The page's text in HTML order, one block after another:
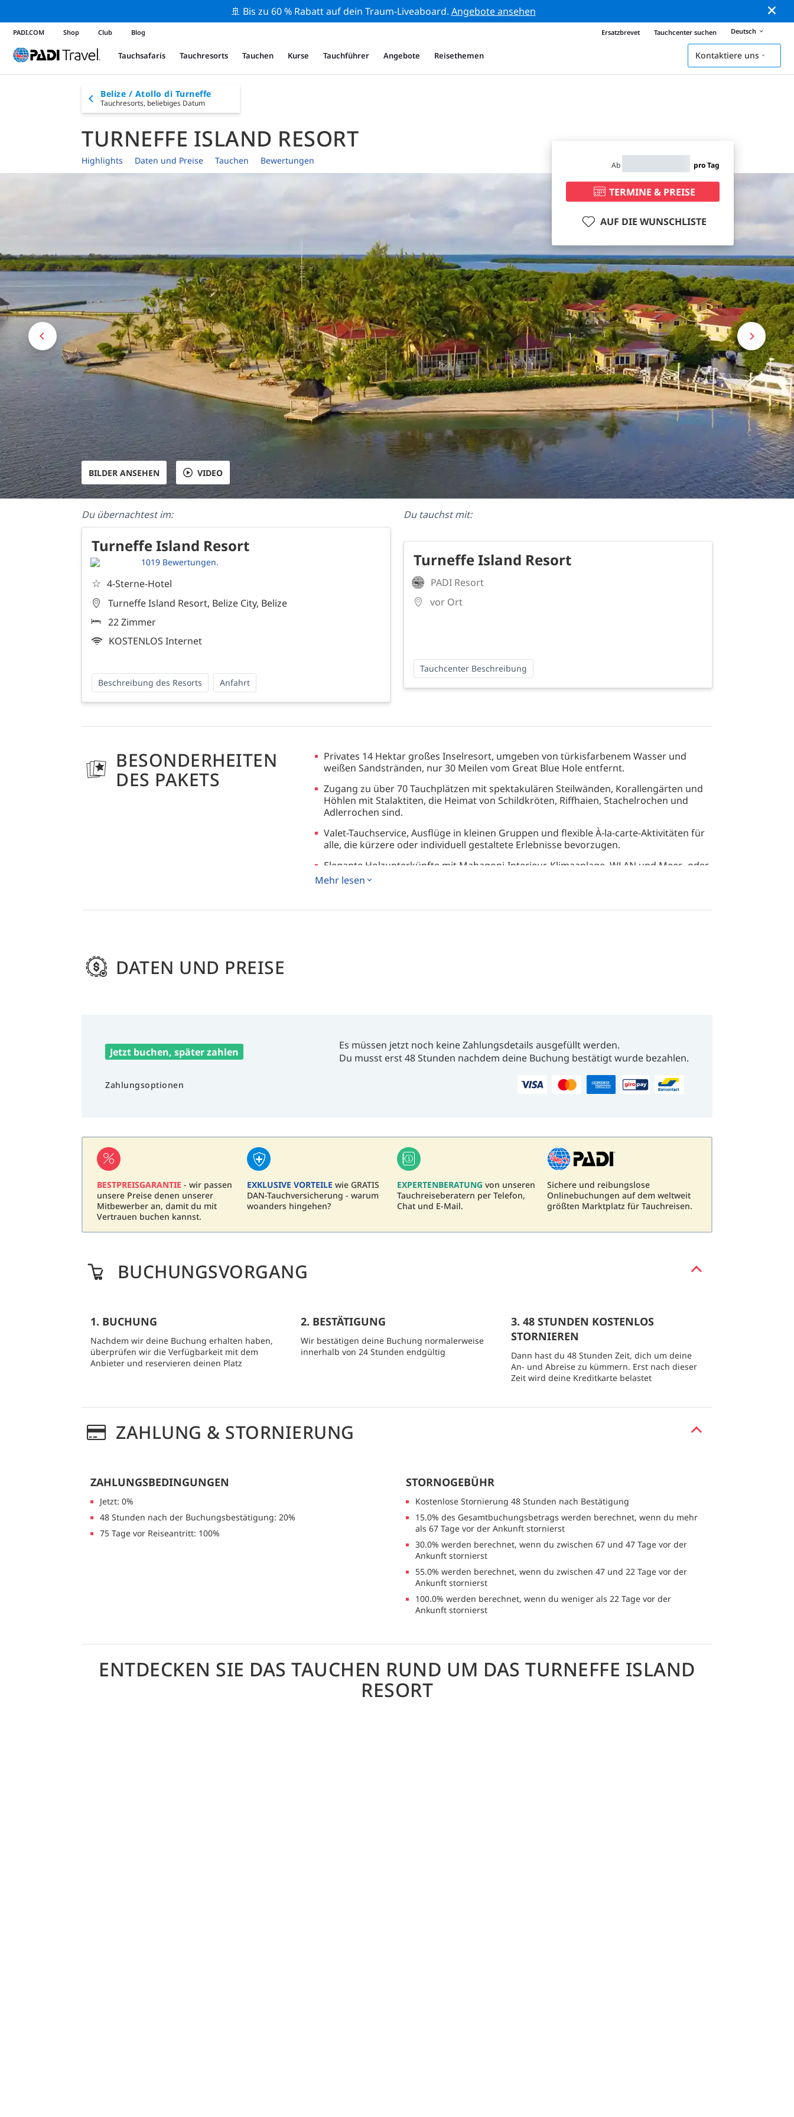
🚢 Bis zu 60 % Rabatt auf dein Traum-Liveaboard. Angebote ansehen
PADI.COM Shop Club Blog Ersatzbrevet Tauchcenter suchen Deutsch
Tauchsafaris Tauchresorts Tauchen Kurse Tauchführer Angebote Reisethemen Kontaktiere uns
Belize / Atollo di Turneffe
Tauchresorts, beliebiges Datum
TURNEFFE ISLAND RESORT
Highlights Daten und Preise Tauchen Bewertungen Ab pro Tag
TERMINE & PREISE
AUF DIE WUNSCHLISTE
BILDER ANSEHEN VIDEO
Du übernachtest im: Du tauchst mit:
Turneffe Island Resort
1019 Bewertungen.
☆ 4-Sterne-Hotel
Turneffe Island Resort, Belize City, Belize
22 Zimmer
KOSTENLOS Internet
Beschreibung des Resorts Anfahrt
Turneffe Island Resort
PADI Resort
vor Ort
Tauchcenter Beschreibung
BESONDERHEITEN
DES PAKETS
Privates 14 Hektar großes Inselresort, umgeben von türkisfarbenem Wasser und
weißen Sandstränden, nur 30 Meilen vom Great Blue Hole entfernt.
Zugang zu über 70 Tauchplätzen mit spektakulären Steilwänden, Korallengärten und
Höhlen mit Stalaktiten, die Heimat von Schildkröten, Riffhaien, Stachelrochen und
Adlerrochen sind.
Valet-Tauchservice, Ausflüge in kleinen Gruppen und flexible À-la-carte-Aktivitäten für
alle, die kürzere oder individuell gestaltete Erlebnisse bevorzugen.
Elegante Holzunterkünfte mit Mahagoni-Interieur, Klimaanlage, WLAN und Meer- oder
Gartenblick sowie jederzeit verfügbaren Kajaks, Paddleboards und Hobie Cats.
regional inspirierter Küche und wohltuenden Massagen oder Algenpackungen von
Mehr lesen
DATEN UND PREISE
Jetzt buchen, später zahlen
Es müssen jetzt noch keine Zahlungsdetails ausgefüllt werden.
Du musst erst 48 Stunden nachdem deine Buchung bestätigt wurde bezahlen.
Zahlungsoptionen
BESTPREISGARANTIE - wir passen
unsere Preise denen unserer
Mitbewerber an, damit du mit
Vertrauen buchen kannst.
EXKLUSIVE VORTEILE wie GRATIS
DAN-Tauchversicherung - warum
woanders hingehen?
EXPERTENBERATUNG von unseren
Tauchreiseberatern per Telefon,
Chat und E-Mail.
Sichere und reibungslose
Onlinebuchungen auf dem weltweit
größten Marktplatz für Tauchreisen.
BUCHUNGSVORGANG
1. BUCHUNG
Nachdem wir deine Buchung erhalten haben,
überprüfen wir die Verfügbarkeit mit dem
Anbieter und reservieren deinen Platz
2. BESTÄTIGUNG
Wir bestätigen deine Buchung normalerweise
innerhalb von 24 Stunden endgültig
3. 48 STUNDEN KOSTENLOS
STORNIEREN
Dann hast du 48 Stunden Zeit, dich um deine
An- und Abreise zu kümmern. Erst nach dieser
Zeit wird deine Kreditkarte belastet
ZAHLUNG & STORNIERUNG
ZAHLUNGSBEDINGUNGEN
Jetzt: 0%
48 Stunden nach der Buchungsbestätigung: 20%
75 Tage vor Reiseantritt: 100%
STORNOGEBÜHR
Kostenlose Stornierung 48 Stunden nach Bestätigung
15.0% des Gesamtbuchungsbetrags werden berechnet, wenn du mehr
als 67 Tage vor der Ankunft stornierst
30.0% werden berechnet, wenn du zwischen 67 und 47 Tage vor der
Ankunft stornierst
55.0% werden berechnet, wenn du zwischen 47 und 22 Tage vor der
Ankunft stornierst
100.0% werden berechnet, wenn du weniger als 22 Tage vor der
Ankunft stornierst
ENTDECKEN SIE DAS TAUCHEN RUND UM DAS TURNEFFE ISLAND
RESORT